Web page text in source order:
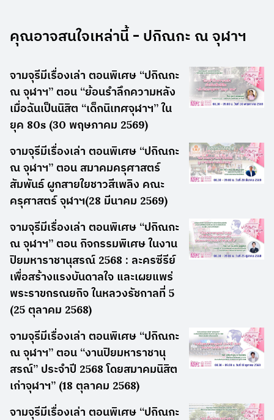
คุณอาจสนใจเหล่านี้ - ปกิณกะ ณ จุฬาฯ
จามจุรีมีเรื่องเล่า ตอนพิเศษ “ปกิณกะ
ณ จุฬาฯ” ตอน “ย้อนรำลึกความหลัง
เมื่อฉันเป็นนิสิต “เด็กนิเทศจุฬาฯ” ใน
ยุค 80s (30 พฤษภาคม 2569)
จามจุรีมีเรื่องเล่า ตอนพิเศษ “ปกิณกะ
ณ จุฬาฯ” ตอน สมาคมครุศาสตร์
สัมพันธ์ ผูกสายใยชาวสีเพลิง คณะ
ครุศาสตร์ จุฬาฯ(28 มีนาคม 2569)
จามจุรีมีเรื่องเล่า ตอนพิเศษ “ปกิณกะ
ณ จุฬาฯ” ตอน กิจกรรมพิเศษ ในงาน
ปิยมหาราชานุสรณ์ 2568 : ละครซีรีย์
เพื่อสร้างแรงบันดาลใจ และเผยแพร่
พระราขกรณยกิจ ในหลวงรัชกาลที่ 5
(25 ตุลาคม 2568)
จามจุรีมีเรื่องเล่า ตอนพิเศษ “ปกิณกะ
ณ จุฬาฯ” ตอน “งานปิยมหาราชานุ
สรณ์” ประจำปี 2568 โดยสมาคมนิสิต
เก่าจุฬาฯ” (18 ตุลาคม 2568)
จามจุรีมีเรื่องเล่า ตอนพิเศษ “ปกิณกะ